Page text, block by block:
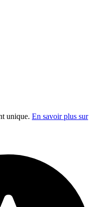
unique. En savoir plus sur